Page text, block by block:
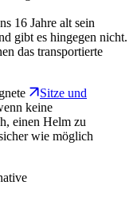
16 Jahre alt sein
gibt es hingegen nicht.
das transportierte
Sitze und
keine
einen Helm zu
wie möglich